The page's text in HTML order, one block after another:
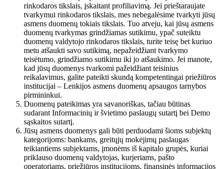
rinkodaros tikslais, įskaitant profiliavimą. Jei prieštaraujate
tvarkymui rinkodaros tikslais, mes nebegalėsime tvarkyti jūsų
asmens duomenų tokiais tikslais. Tuo atveju, kai jūsų asmens
duomenų tvarkymas grindžiamas sutikimu, ypač suteiktu
duomenų valdytojo rinkodaros tikslais, turite teisę bet kuriuo
metu atšaukti savo sutikimą, nepažeidžiant tvarkymo
teisėtumo, grindžiamo sutikimu iki jo atšaukimo. Jei manote,
kad jūsų duomenys tvarkomi pažeidžiant teisinius
reikalavimus, galite pateikti skundą kompetentingai priežiūros
institucijai – Lenkijos asmens duomenų apsaugos tarnybos
pirmininkui.
Duomenų pateikimas yra savanoriškas, tačiau būtinas
sudarant Informacinių ir švietimo paslaugų sutartį bei Demo
sąskaitos sutartį.
Jūsų asmens duomenys gali būti perduodami šioms subjektų
kategorijoms: bankams, greitųjų mokėjimų paslaugas
teikiantiems subjektams, įmonėms iš kapitalo grupės, kuriai
priklauso duomenų valdytojas, kurjeriams, pašto
operatoriams, priežiūros institucijoms, finansinės informacijos